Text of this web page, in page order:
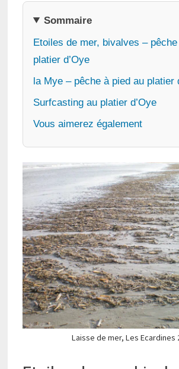
Sommaire
Etoiles de mer, bivalves –
platier d’Oye
la Mye – pêche à pied au platier
Surfcasting au platier d’Oye
Vous aimerez également
Laisse de mer, Les Ecardines